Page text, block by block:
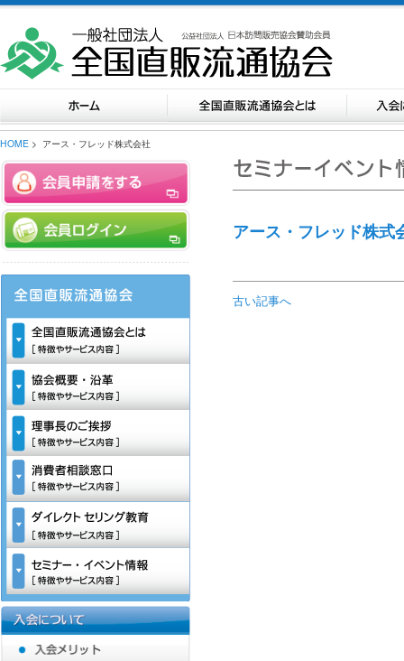
HOME > アース・フレッド株式会社
アース・フレッド株式
古い記事へ